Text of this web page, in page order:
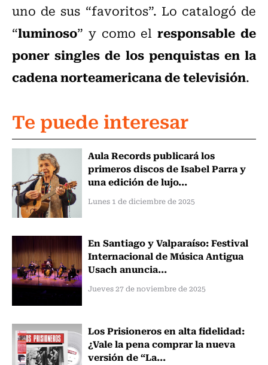
uno de sus “favoritos”. Lo catalogó de
“luminoso” y como elresponsable de
poner singles de los penquistas en la
cadena norteamericana de televisión.
Te puede interesar
Aula Records publicará los
primeros discos de Isabel Parra y
una edición de lujo...
Lunes 1 de diciembre de 2025
En Santiago y Valparaíso: Festival
Internacional de Música Antigua
Usach anuncia...
Jueves 27 de noviembre de 2025
Los Prisioneros en alta fidelidad:
¿Vale la pena comprar la nueva
versión de “La...